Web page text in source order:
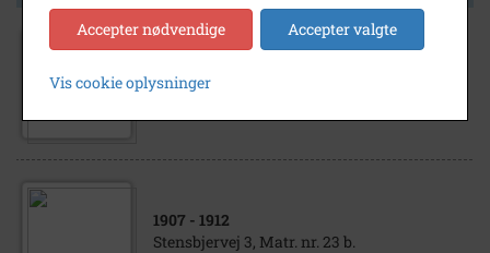
Stensbjergvej 3 Matr.nr. 23b
1907 - 1912
Stensbjervej 3, Matr. nr. 23 b.
Accepter nødvendige Accepter valgte
Vis cookie oplysninger